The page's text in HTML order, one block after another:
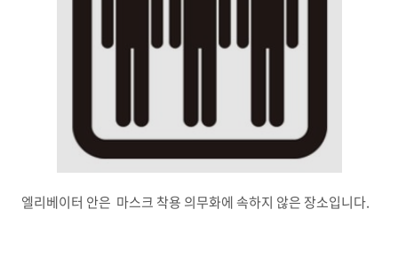
엘리베이터 안은 마스크 착용 의무화에 속하지 않은 장소입니다.